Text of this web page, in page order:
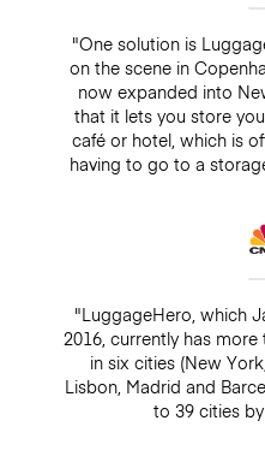
"One solution is
on the scene in
now expanded into
that it lets you store
café or hotel, which is
having to go to a
"LuggageHero, which
2016, currently has
in six cities (New
Lisbon, Madrid and
to 39 cities